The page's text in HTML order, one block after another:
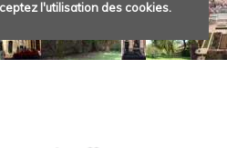
l'utilisation des cookies.